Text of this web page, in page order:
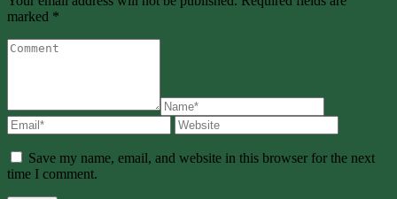
marked *
Save my name, email, and website in this browser for the next
time I comment.